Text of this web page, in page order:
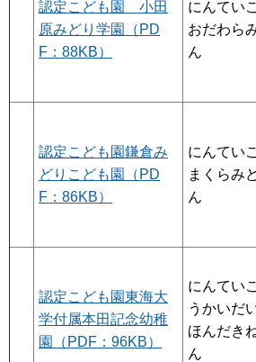
認定こども園 小田
原みどり学園（PD
F：88KB）
にんてい
おだわら
ん
認定こども園鎌倉み
どりこども園（PD
F：86KB）
にんてい
まくらみ
ん
認定こども園東海大
学付属本田記念幼稚
園（PDF：96KB）
にんてい
うかいだ
ほんだき
ん